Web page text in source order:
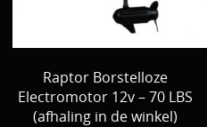
Raptor Borstelloze
Electromotor 12v – 70 LBS
(afhaling in de winkel)